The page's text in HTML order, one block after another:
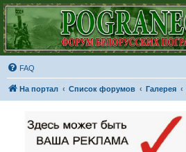
FAQ
На портал Список форумов Галерея